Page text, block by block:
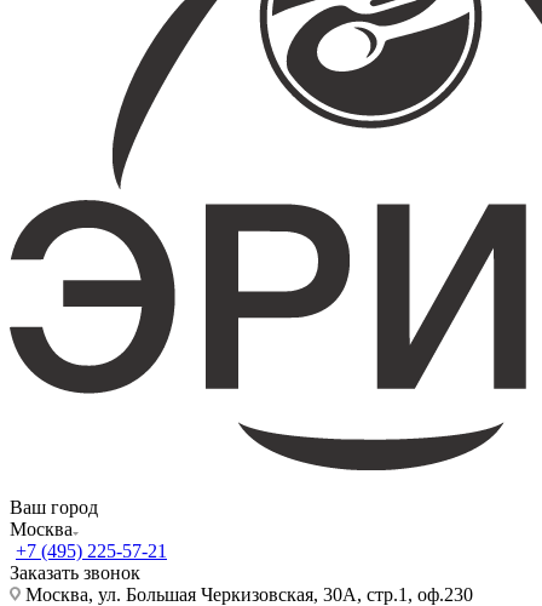
Ваш город
Москва
+7 (495) 225-57-21
Заказать звонок
Москва, ул. Большая Черкизовская, 30А, стр.1, оф.230